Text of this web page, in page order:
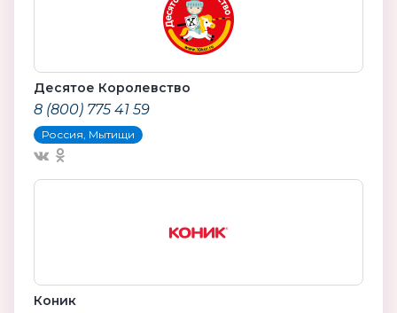
Десятое Королевство
8 (800) 775 41 59
Россия, Мытищи
Коник